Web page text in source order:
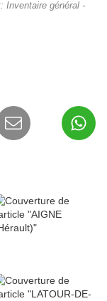
Inventaire général -